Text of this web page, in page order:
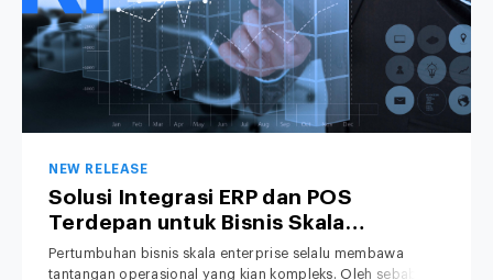
NEW RELEASE
Solusi Integrasi ERP dan POS
Terdepan untuk Bisnis Skala
Enterprise
Pertumbuhan bisnis skala enterprise selalu membawa
tantangan operasional yang kian kompleks. Oleh sebab itu,